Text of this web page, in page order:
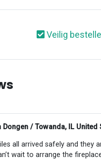
Veilig
Dongen / Towanda, IL United
all arrived safely and they
wait to arrange the